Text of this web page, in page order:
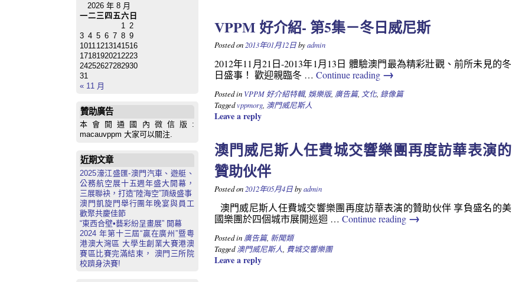
2026 年 8 月
一二三 四五六 日
1
2
3 4 5 6 7 8 9
1011 1213141516
1718192021 2223
24252627282930
31
« 11 月
贊助廣告
本會開通國內微信版:
macauvppm 大家可以關注.
近期文章
2025濠江盛匯-澳門汽車、遊艇、
公務航空展十五週年盛大開幕，
三展聯袂，打造“陸海空”頂級盛事
澳門凱旋門舉行團年晚宴與員工
歡聚共慶佳節
“東西合壁•藝彩紛呈畫展” 開幕
2024 年第十三屆“贏在廣州”暨粵
港澳大灣區 大學生創業大賽港澳
賽區比賽完滿結束， 澳門三所院
校躋身決賽!
VPPM 好介紹- 第5集－冬日威尼斯
Posted on 2013年01月12日byadmin
2012年11月21日-2013年1月13日 體驗澳門最為精彩壯觀、前所未見的冬
日盛事！ 歡迎親臨冬 … Continue reading →
Posted in VPPM 好介紹特輯, 娛樂版, 廣告篇, 文化, 錄像篇
Taggedvppmorg 澳門威尼斯人
Leave a reply
澳門威尼斯人任費城交響樂團再度訪華表演的
贊助伙伴
Posted on 2012年05月4日byadmin
澳門威尼斯人任費城交響樂團再度訪華表演的贊助伙伴 享負盛名的美
國樂團於四個城市展開巡迴 … Continue reading →
Posted in 廣告篇, 新聞類
Tagged 澳門威尼斯人 費城交響樂團
Leave a reply